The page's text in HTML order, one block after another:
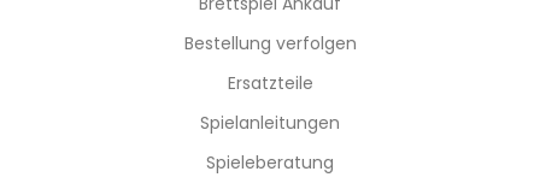
Bestellung verfolgen
Ersatzteile
Spielanleitungen
Spieleberatung